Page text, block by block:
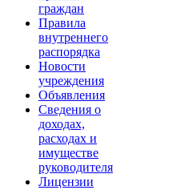
граждан
Правила
внутреннего
распорядка
Новости
учреждения
Объявления
Сведения о
доходах,
расходах и
имуществе
руководителя
Лицензии